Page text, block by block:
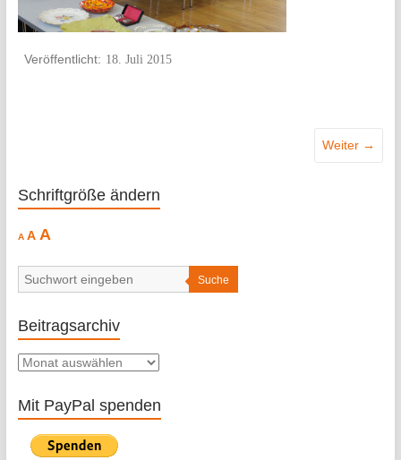
18. Juli 2015
Weiter →
Schriftgröße ändern
A
Decrease
font
A Reset
size.
AIncrease
size.
Suche
Beitragsarchiv
Beitragsarchiv
Mit PayPal spenden